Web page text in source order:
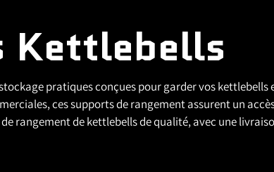
Kettlebells
pratiques conçues pour garder vos
ces supports de rangement assurent un
rangement de kettlebells de qualité, avec une